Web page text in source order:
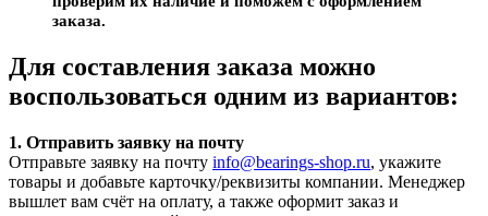
заказа.
Для составления заказа можно
воспользоваться одним из вариантов:
1. Отправить заявку на почту
Отправьте заявку на почту info@bearings-shop.ru, укажите
товары и добавьте карточку/реквизиты компании. Менеджер
вышлет вам счёт на оплату, а также оформит заказ и